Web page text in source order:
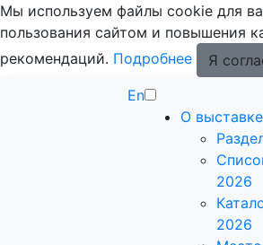
Мы используем файлы cookie для
пользования сайтом и повышения
рекомендаций. Подробнее
Я
En
О выставке
2026
2026